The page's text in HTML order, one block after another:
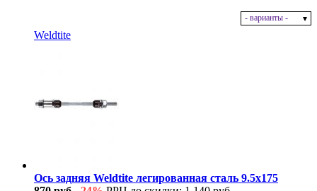
- варианты -
Weldtite
Ось задняя Weldtite легированная сталь 9.5х175